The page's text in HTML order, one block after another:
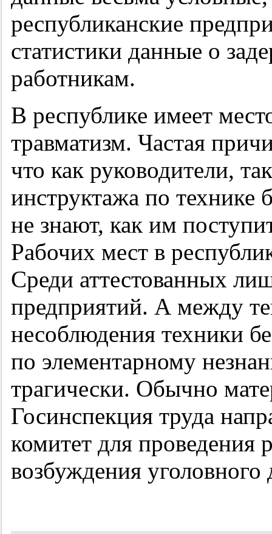
республиканские
статистики данные о
работникам.
В республике имеет
травматизм. Частая
что как руководители,
инструктажа по технике
не знают, как им
Рабочих мест в
Среди аттестованных
предприятий. А между
несоблюдения техники
по элементарному
трагически. Обычно
Госинспекция труда
комитет для проведения
возбуждения уголовного